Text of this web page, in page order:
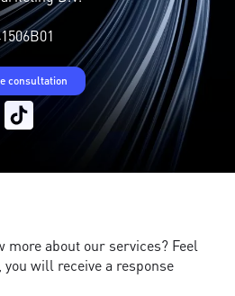
consultation
more about our services? Feel
will receive a response